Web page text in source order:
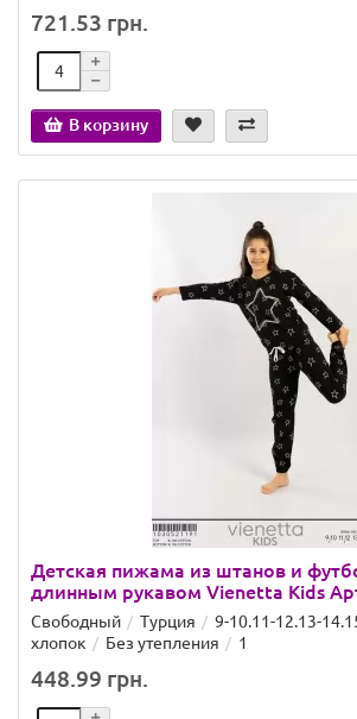
721.53 грн.
В корзину
Детская пижама из штанов и
длинным рукавом Vienetta Kids
Свободный Турция 9-10.11-12.13-
хлопок
Без утепления 1
448.99 грн.